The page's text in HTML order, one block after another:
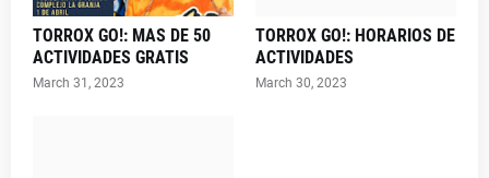
TORROX GO!: MAS DE 50
ACTIVIDADES GRATIS
March 31, 2023
TORROX GO!: HORARIOS DE
ACTIVIDADES
March 30, 2023